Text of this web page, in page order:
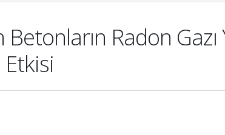
Radon Gazı
Etkisi